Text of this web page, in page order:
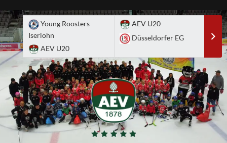
to
content
Young Roosters
Iserlohn
AEV U20
AEV U20
Düsseldorfer EG